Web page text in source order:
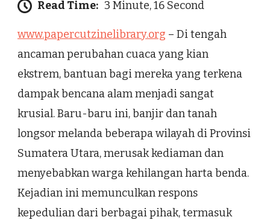
Read Time: 3 Minute, 16 Second
www.papercutzinelibrary.org – Di tengah
ancaman perubahan cuaca yang kian
ekstrem, bantuan bagi mereka yang terkena
dampak bencana alam menjadi sangat
krusial. Baru-baru ini, banjir dan tanah
longsor melanda beberapa wilayah di Provinsi
Sumatera Utara, merusak kediaman dan
menyebabkan warga kehilangan harta benda.
Kejadian ini memunculkan respons
kepedulian dari berbagai pihak, termasuk